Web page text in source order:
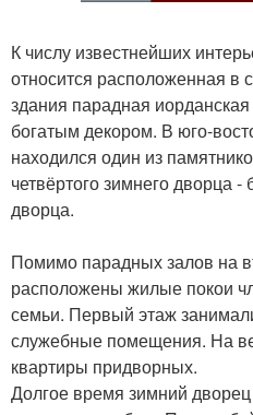
К числу известнейших
относится расположенная в
здания парадная
богатым декором. В юго-
находился один из
четвёртого зимнего дворца
дворца.
Помимо парадных залов на
расположены жилые покои
семьи. Первый этаж
служебные помещения. На
квартиры придворных.
Долгое время зимний